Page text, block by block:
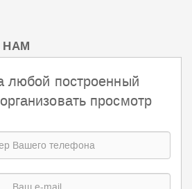
любой построенный
просмотр